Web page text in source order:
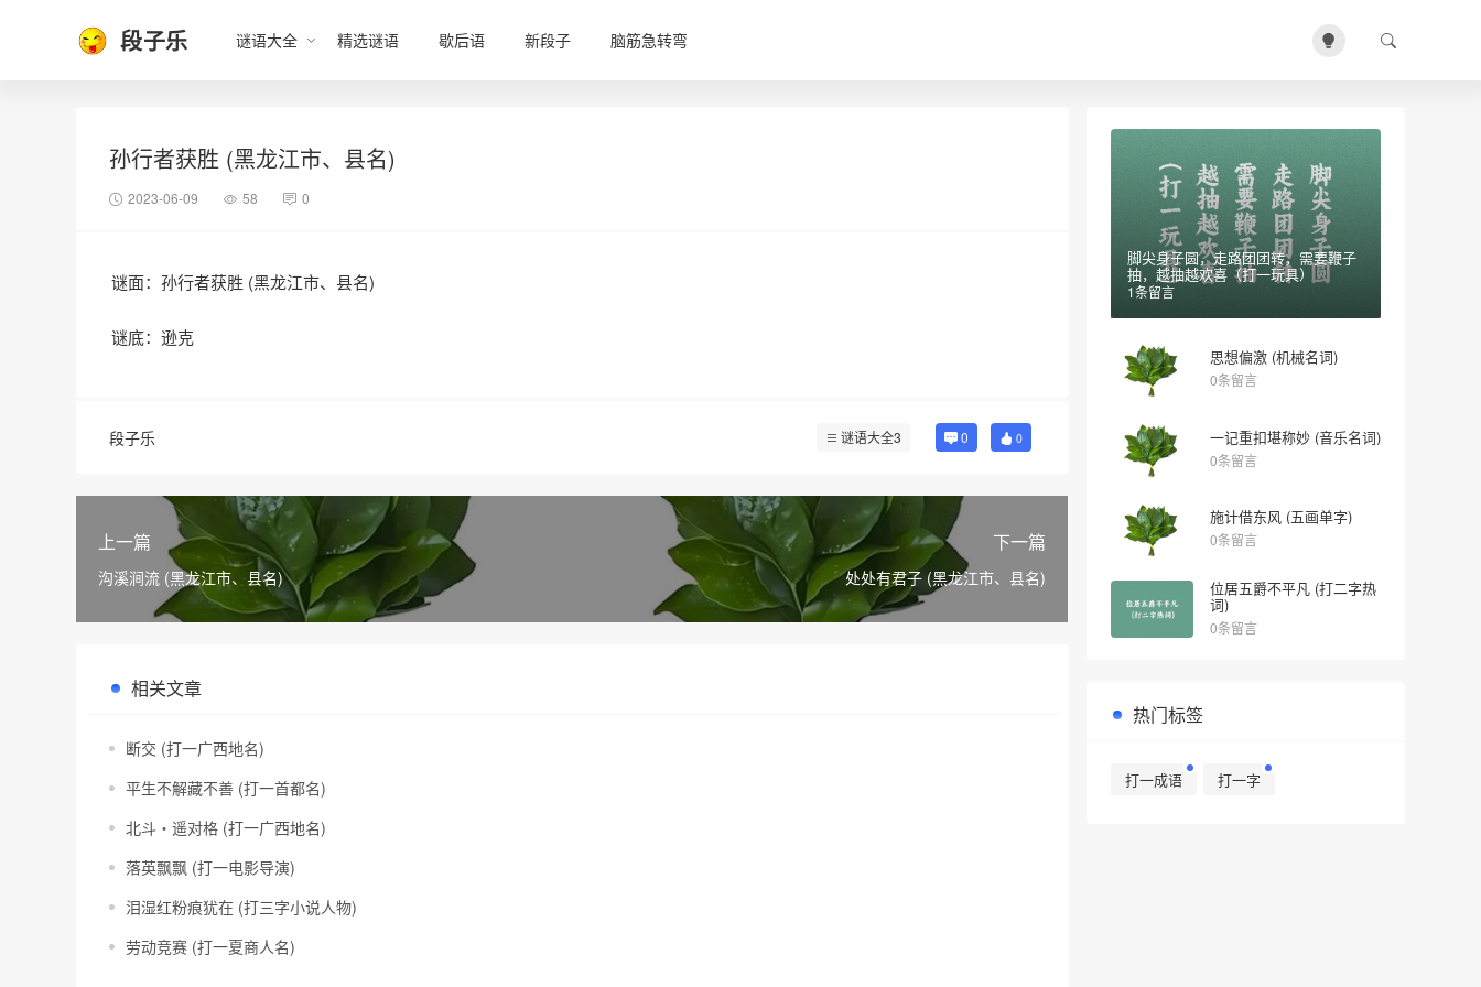
段子乐 谜语大全 精选谜语 歇后语 新段子 脑筋急转弯
孙行者获胜 (黑龙江市、县名)
2023-06-09 58 0
谜面：孙行者获胜 (黑龙江市、县名)
谜底：逊克
段子乐 谜语大全3 0 0
上一篇
沟溪涧流 (黑龙江市、县名)
下一篇
处处有君子 (黑龙江市、县名)
相关文章
断交 (打一广西地名)
平生不解藏不善 (打一首都名)
北斗・遥对格 (打一广西地名)
落英飘飘 (打一电影导演)
泪湿红粉痕犹在 (打三字小说人物)
劳动竞赛 (打一夏商人名)
脚尖身子圆，走路团团转，需要鞭子
抽，越抽越欢喜（打一玩具）
1条留言
思想偏激 (机械名词)
0条留言
一记重扣堪称妙 (音乐名词)
0条留言
施计借东风 (五画单字)
0条留言
位居五爵不平凡 (打二字热
词)
0条留言
热门标签
打一成语 打一字